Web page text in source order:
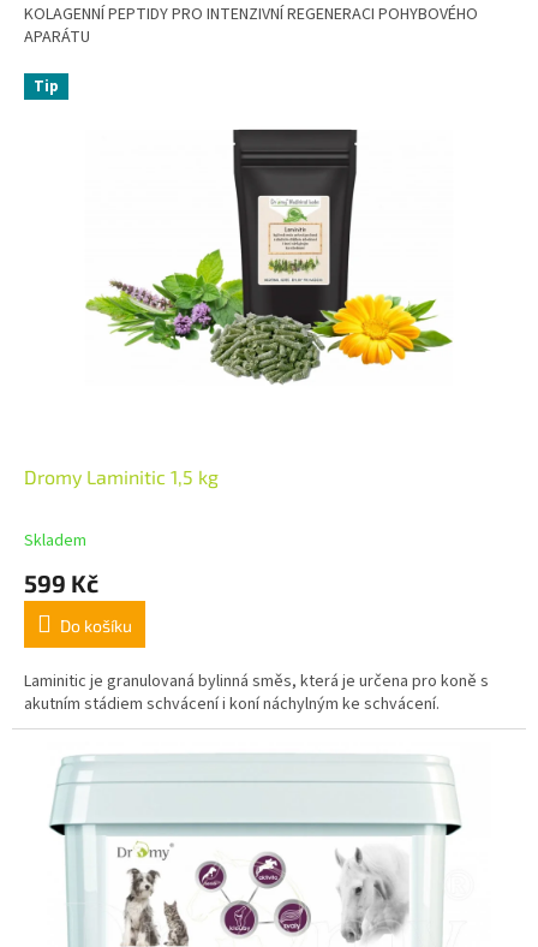
KOLAGENNÍ PEPTIDY PRO INTENZIVNÍ REGENERACI POHYBOVÉHO
APARÁTU
Tip
Dromy Laminitic 1,5 kg
Skladem
599 Kč
Do košíku
Laminitic je granulovaná bylinná směs, která je určena pro koně s
akutním stádiem schvácení i koní náchylným ke schvácení.